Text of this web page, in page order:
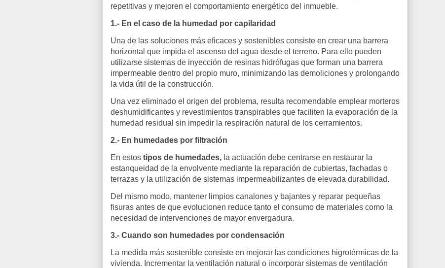
repetitivas y mejoren el comportamiento energético del inmueble.
1.- En el caso de la humedad por capilaridad
Una de las soluciones más eficaces y sostenibles consiste en crear una barrera
horizontal que impida el ascenso del agua desde el terreno. Para ello pueden
utilizarse sistemas de inyección de resinas hidrófugas que forman una barrera
impermeable dentro del propio muro, minimizando las demoliciones y prolongando
la vida útil de la construcción.
Una vez eliminado el origen del problema, resulta recomendable emplear morteros
deshumidificantes y revestimientos transpirables que faciliten la evaporación de la
humedad residual sin impedir la respiración natural de los cerramientos.
2.- En humedades por filtración
En estos tipos de humedades, la actuación debe centrarse en restaurar la
estanqueidad de la envolvente mediante la reparación de cubiertas, fachadas o
terrazas y la utilización de sistemas impermeabilizantes de elevada durabilidad.
Del mismo modo, mantener limpios canalones y bajantes y reparar pequeñas
fisuras antes de que evolucionen reduce tanto el consumo de materiales como la
necesidad de intervenciones de mayor envergadura.
3.- Cuando son humedades por condensación
La medida más sostenible consiste en mejorar las condiciones higrotérmicas de la
vivienda. Incrementar la ventilación natural o incorporar sistemas de ventilación